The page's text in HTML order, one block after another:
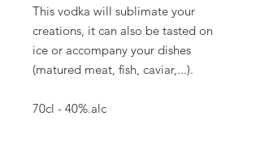
This vodka will sublimate your
creations, it can also be tasted on
ice or accompany your dishes
(matured meat, fish, caviar,...).
70cl - 40%.alc